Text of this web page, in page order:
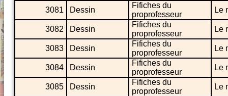
3081
Dessin
Fifiches du
proprofesseur
Le
3082 Dessin
Fifiches du
proprofesseur
Le
3083 Dessin
Fifiches du
proprofesseur
Le
3084 Dessin
Fifiches du
proprofesseur
Le
3085 Dessin
Fifiches du
proprofesseur
Le